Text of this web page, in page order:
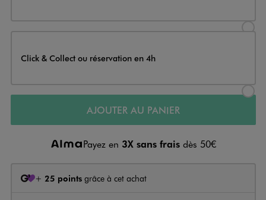
Click & Collect ou réservation en 4h
AJOUTER AU PANIER
Payez en 3X sans frais dès 50€
+ 25 points grâce à cet achat